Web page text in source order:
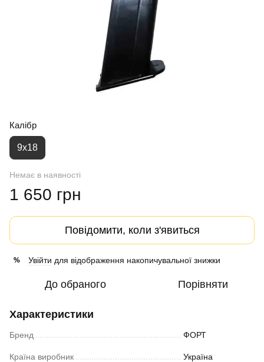
Калібр
9х18
Немає в наявності
1 650 грн
Повідомити, коли з'явиться
% Увійти для відображення накопичувальної знижки
До обраного Порівняти
Характеристики
Бренд ФОРТ
Країна виробник Україна